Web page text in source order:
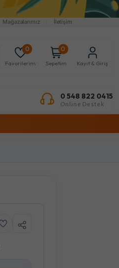
Mağazalarımız İletişim
0
Favorilerim
0
Sepetim Kayıt & Giriş
0 548 822 0415
Online Destek